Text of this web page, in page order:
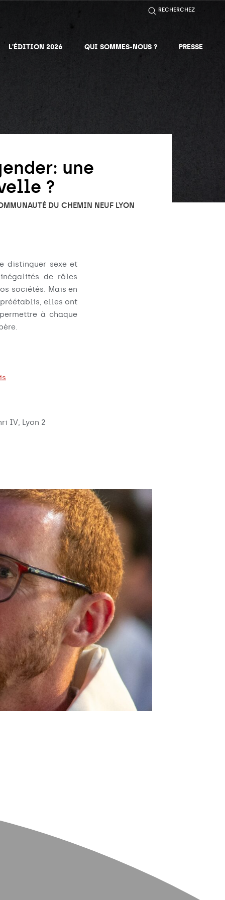
RECHERCHEZ
L'ÉDITION 2026 QUI SOMMES-NOUS ? PRESSE
une
?
DU CHEMIN NEUF LYON
distinguer sexe et
de rôles
sociétés. Mais en
elles ont
à chaque
IV, Lyon 2